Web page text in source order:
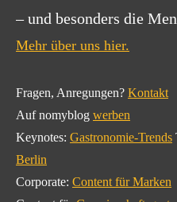
– und besonders die
Mehr über uns hier.
Fragen, Anregungen? Kontakt
Auf nomyblog werben
Keynotes: Gastronomie-Trends
Berlin
Corporate: Content für Marken